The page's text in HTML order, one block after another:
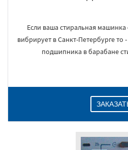
Если ваша стиральная
вибрирует в Санкт-Петербурге
подшипника в барабане